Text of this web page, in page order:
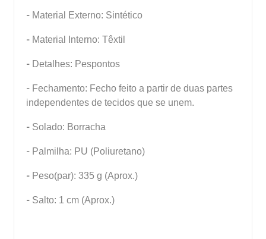
- Material Externo: Sintético
- Material Interno: Têxtil
- Detalhes: Pespontos
- Fechamento: Fecho feito a partir de duas partes
independentes de tecidos que se unem.
- Solado: Borracha
- Palmilha: PU (Poliuretano)
- Peso(par): 335 g (Aprox.)
- Salto: 1 cm (Aprox.)